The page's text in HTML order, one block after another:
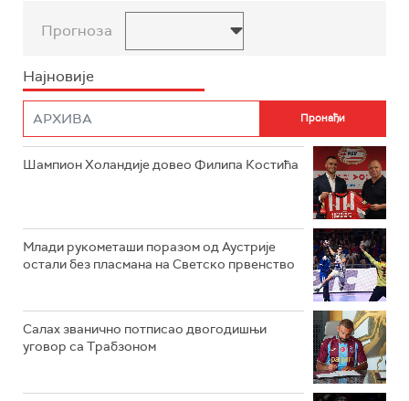
Прогноза
Најновије
Шампион Холандије довео Филипа Костића
Млади рукометаши поразом од Аустрије
остали без пласмана на Светско првенство
Салах званично потписао двогодишњи
уговор са Трабзоном